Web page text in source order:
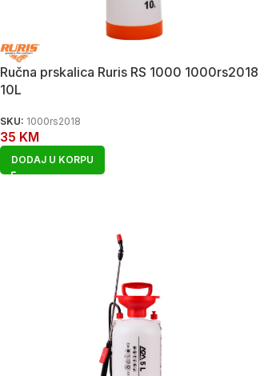
Ručna prskalica Ruris RS 1000 1000rs2018
10L
SKU: 1000rs2018
35 KM
DODAJ U KORPU